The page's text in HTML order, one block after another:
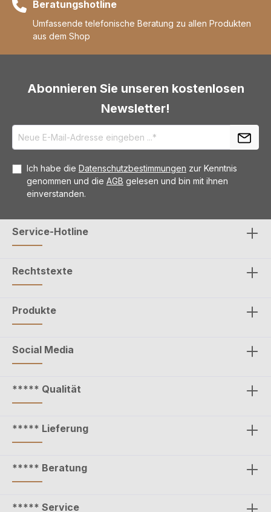
Beratungshotline
Umfassende telefonische Beratung zu allen Produkten
aus dem Shop
Abonnieren Sie unseren kostenlosen
Newsletter!
Ich habe die Datenschutzbestimmungen zur Kenntnis
genommen und die AGB gelesen und bin mit ihnen
einverstanden.
Service-Hotline
Rechtstexte
Produkte
Social Media
***** Qualität
***** Lieferung
***** Beratung
***** Service